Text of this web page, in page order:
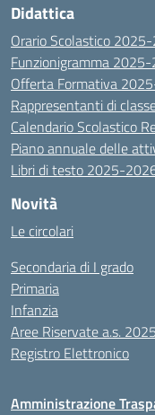
Didattica
Orario Scolastico
Funzionigramma
Offerta Formativa
Rappresentanti di
Calendario Scolastico
Piano annuale delle
Libri di testo 2025-
Novità
Le circolari
Secondaria di I grado
Primaria
Infanzia
Aree Riservate a.s.
Registro Elettronico
Amministrazione